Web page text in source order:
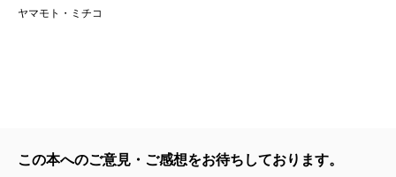
ヤマモト・ミチコ
この本へのご意見・ご感想をお待ちしております。